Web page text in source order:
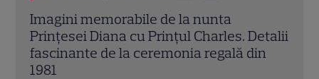
Sandra Oh dezvăluie de ce a plecat din
„Anatomia lui Grey”. Discuția cu Shonda
Rhimes care a schimbat totul pentru
Cristina Yang